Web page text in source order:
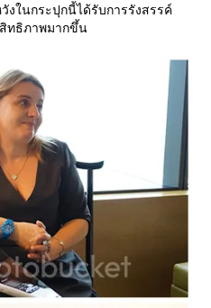
ในกระปุกนี้ได้รับการรังสรรค์
ทธิภาพมากขึ้น